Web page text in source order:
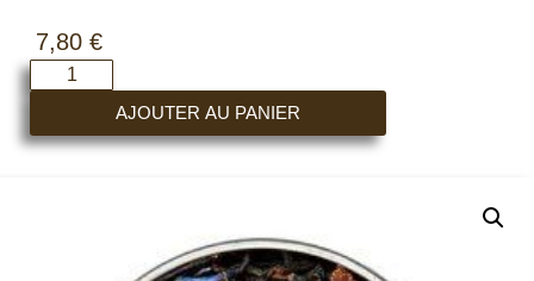
7,80 €
AJOUTER AU PANIER